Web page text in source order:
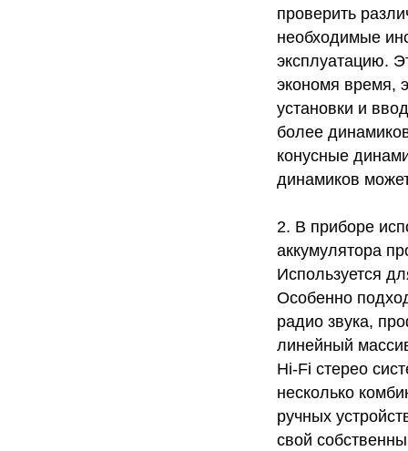
проверить
необходимые
эксплуатацию.
экономя время,
установки и
более
конусные
динамиков
2. В приборе
аккумулятора
Используется
Особенно
радио звука,
линейный
Hi-Fi стерео
несколько
ручных
свой